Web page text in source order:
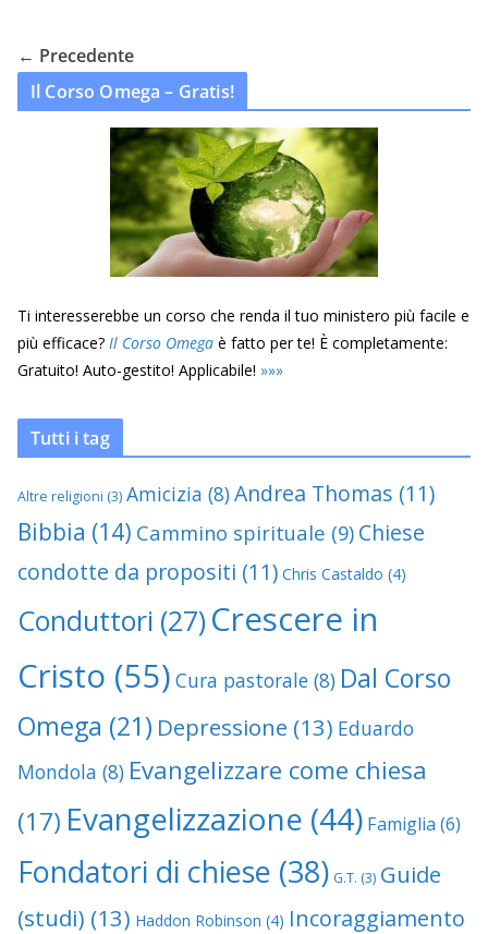
← Precedente
Il Corso Omega – Gratis!
Ti interesserebbe un corso che renda il tuo ministero più facile e
più efficace? Il Corso Omega è fatto per te! È completamente:
Gratuito! Auto-gestito! Applicabile! »»»
Tutti i tag
Altre religioni (3) Amicizia (8)Andrea Thomas (11)
Bibbia (14) Cammino spirituale (9) Chiese
condotte da propositi (11) Chris Castaldo (4)
Conduttori (27) Crescere in
Cristo (55) Cura pastorale (8) Dal Corso
Omega (21) Depressione (13) Eduardo
Mondola (8) Evangelizzare come chiesa
(17) Evangelizzazione (44) Famiglia (6)
Fondatori di chiese (38) G.T. (3) Guide
(studi) (13) Haddon Robinson (4) Incoraggiamento